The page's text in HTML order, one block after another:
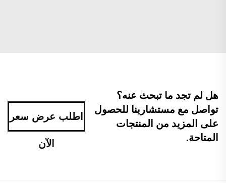
هل لم تجد ما تبحث عنه؟
تواصل مع مستشارينا للحصول
على المزيد من المنتجات
المتاحة.
اطلب عرض سعر
الآن